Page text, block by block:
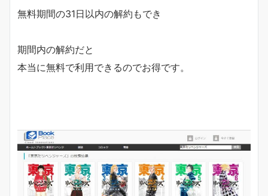
無料期間の31日以内の解約もでき
期間内の解約だと
本当に無料で利用できるのでお得です。